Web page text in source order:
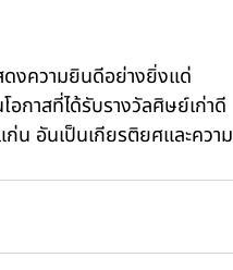
งความยินดีอย่างยิ่งแด่
อกาสที่ได้รับรางวัลศิษย์เก่าดี
น อันเป็นเกียรติยศและความ